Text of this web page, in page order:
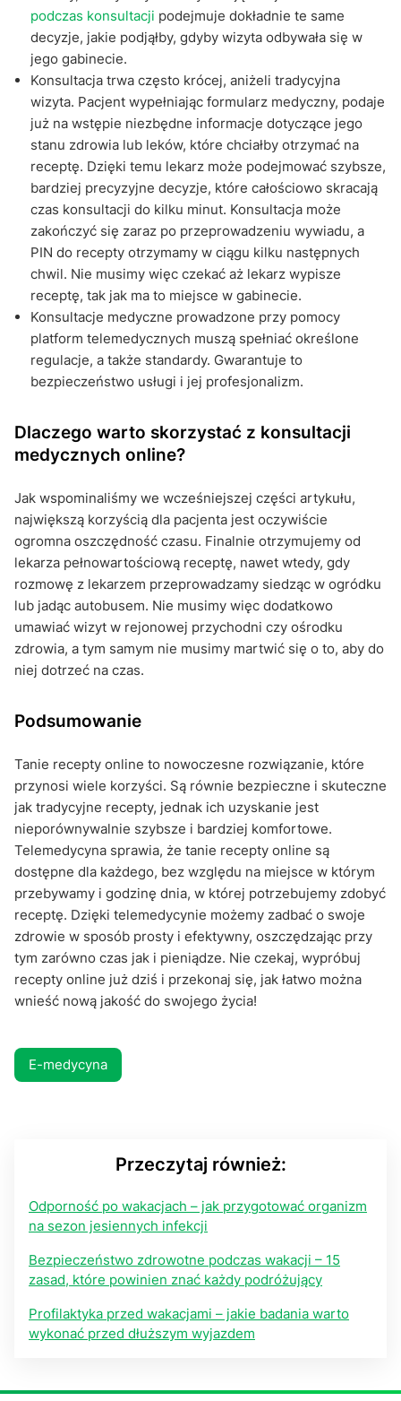
podczas konsultacji podejmuje dokładnie te same
decyzje, jakie podjąłby, gdyby wizyta odbywała się w
jego gabinecie.
Konsultacja trwa często krócej, aniżeli tradycyjna
wizyta. Pacjent wypełniając formularz medyczny, podaje
już na wstępie niezbędne informacje dotyczące jego
stanu zdrowia lub leków, które chciałby otrzymać na
receptę. Dzięki temu lekarz może podejmować szybsze,
bardziej precyzyjne decyzje, które całościowo skracają
czas konsultacji do kilku minut. Konsultacja może
zakończyć się zaraz po przeprowadzeniu wywiadu, a
PIN do recepty otrzymamy w ciągu kilku następnych
chwil. Nie musimy więc czekać aż lekarz wypisze
receptę, tak jak ma to miejsce w gabinecie.
Konsultacje medyczne prowadzone przy pomocy
platform telemedycznych muszą spełniać określone
regulacje, a także standardy. Gwarantuje to
bezpieczeństwo usługi i jej profesjonalizm.
Dlaczego warto skorzystać z konsultacji
medycznych online?
Jak wspominaliśmy we wcześniejszej części artykułu,
największą korzyścią dla pacjenta jest oczywiście
ogromna oszczędność czasu. Finalnie otrzymujemy od
lekarza pełnowartościową receptę, nawet wtedy, gdy
rozmowę z lekarzem przeprowadzamy siedząc w ogródku
lub jadąc autobusem. Nie musimy więc dodatkowo
umawiać wizyt w rejonowej przychodni czy ośrodku
zdrowia, a tym samym nie musimy martwić się o to, aby do
niej dotrzeć na czas.
Podsumowanie
Tanie recepty online to nowoczesne rozwiązanie, które
przynosi wiele korzyści. Są równie bezpieczne i skuteczne
jak tradycyjne recepty, jednak ich uzyskanie jest
nieporównywalnie szybsze i bardziej komfortowe.
Telemedycyna sprawia, że tanie recepty online są
dostępne dla każdego, bez względu na miejsce w którym
przebywamy i godzinę dnia, w której potrzebujemy zdobyć
receptę. Dzięki telemedycynie możemy zadbać o swoje
zdrowie w sposób prosty i efektywny, oszczędzając przy
tym zarówno czas jak i pieniądze. Nie czekaj, wypróbuj
recepty online już dziś i przekonaj się, jak łatwo można
wnieść nową jakość do swojego życia!
E-medycyna
Przeczytaj również:
Odporność po wakacjach – jak przygotować organizm
na sezon jesiennych infekcji
Bezpieczeństwo zdrowotne podczas wakacji – 15
zasad, które powinien znać każdy podróżujący
Profilaktyka przed wakacjami – jakie badania warto
wykonać przed dłuższym wyjazdem